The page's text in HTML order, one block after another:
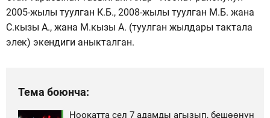
2005-жылы туулган К.Б., 2008-жылы туулган М.Б. жана
С.кызы А., жана М.кызы А. (туулган жылдары тактала
элек) экендиги аныкталган.
Тема боюнча:
Ноокатта сел 7 адамды агызып, бешөөнүн